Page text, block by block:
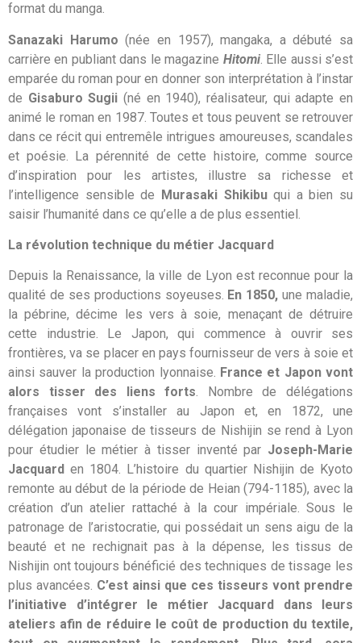
format du manga.
Sanazaki Harumo (née en 1957), mangaka, a débuté sa
carrière en publiant dans le magazine Hitomi. Elle aussi s’est
emparée du roman pour en donner son interprétation à l’instar
de Gisaburo Sugii (né en 1940), réalisateur, qui adapte en
animé le roman en 1987. Toutes et tous peuvent se retrouver
dans ce récit qui entremêle intrigues amoureuses, scandales
et poésie. La pérennité de cette histoire, comme source
d’inspiration pour les artistes, illustre sa richesse et
l’intelligence sensible de Murasaki Shikibuqui a bien su
saisir l’humanité dans ce qu’elle a de plus essentiel.
La révolution technique du métier Jacquard
Depuis la Renaissance, la ville de Lyon est reconnue pour la
qualité de ses productions soyeuses. En 1850, une maladie,
la pébrine, décime les vers à soie, menaçant de détruire
cette industrie. Le Japon, qui commence à ouvrir ses
frontières, va se placer en pays fournisseur de vers à soie et
ainsi sauver la production lyonnaise. France et Japon vont
alors tisser des liens forts. Nombre de délégations
françaises vont s’installer au Japon et, en 1872, une
délégation japonaise de tisseurs de Nishijin se rend à Lyon
pour étudier le métier à tisser inventé par Joseph-Marie
Jacquard en 1804. L’histoire du quartier Nishijin de Kyoto
remonte au début de la période de Heian (794-1185), avec la
création d’un atelier rattaché à la cour impériale. Sous le
patronage de l’aristocratie, qui possédait un sens aigu de la
beauté et ne rechignait pas à la dépense, les tissus de
Nishijin ont toujours bénéficié des techniques de tissage les
plus avancées. C’est ainsi que ces tisseurs vont prendre
l’initiative d’intégrer le métier Jacquard dans leurs
ateliers afin de réduire le coût de production du textile,